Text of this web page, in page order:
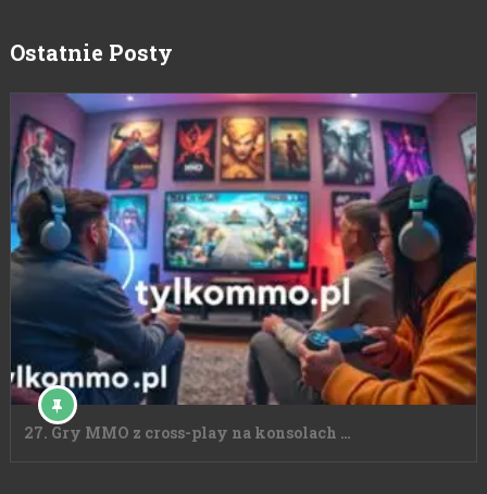
Ostatnie Posty
27. Gry MMO z cross-play na konsolach …